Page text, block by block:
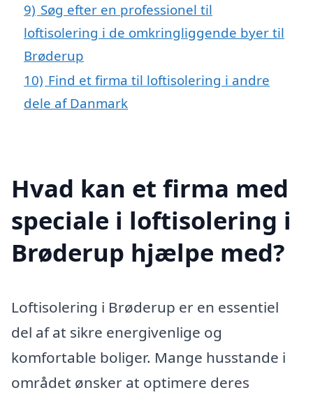
9) Søg efter en professionel til
loftisolering i de omkringliggende byer til
Brøderup
10) Find et firma til loftisolering i andre
dele af Danmark
Hvad kan et firma med
speciale i loftisolering i
Brøderup hjælpe med?
Loftisolering i Brøderup er en essentiel
del af at sikre energivenlige og
komfortable boliger. Mange husstande i
området ønsker at optimere deres